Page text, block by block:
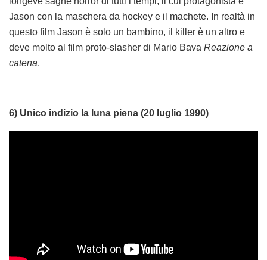
Jason con la maschera da hockey e il machete. In realtà in
questo film Jason è solo un bambino, il killer è un altro e
deve molto al film proto-slasher di Mario Bava Reazione a
catena.
6) Unico indizio la luna piena (20 luglio 1990)